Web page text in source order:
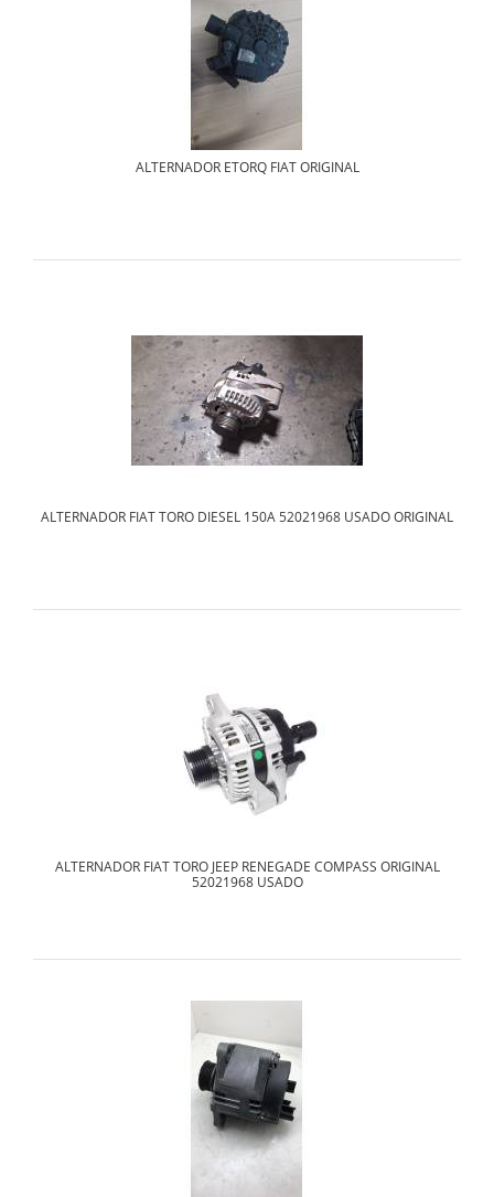
ALTERNADOR ETORQ FIAT ORIGINAL
ALTERNADOR FIAT TORO DIESEL 150A 52021968 USADO ORIGINAL
ALTERNADOR FIAT TORO JEEP RENEGADE COMPASS ORIGINAL
52021968 USADO